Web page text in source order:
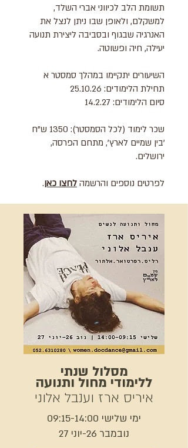
תשומת הלב לכיווני אברי השלד,
למשקלם, ולאופן שבו ניתן לנצל את
האנרגיה שבגוף ובסביבה ליצירת תנועה
יעילה, חיה ופשוטה.
השיעורים יתקיימו במהלך סמסטר א
תחילת הלימודים: 25.10.26
סיום הלימודים: 14.2.27
שכר לימוד (לכל הסמסטר): 1350 ש"ח
'בין שמיים לארץ', מתחם הפרסה,
ירושלים.
לפרטים נוספים והרשמה לחצו כאן.
מסלול שנתי
ללימודי מחול ותנועה
איריס ארז וענבל אלוני
ימי שלישי 09:15-14:00
נובמבר 26-יוני 27